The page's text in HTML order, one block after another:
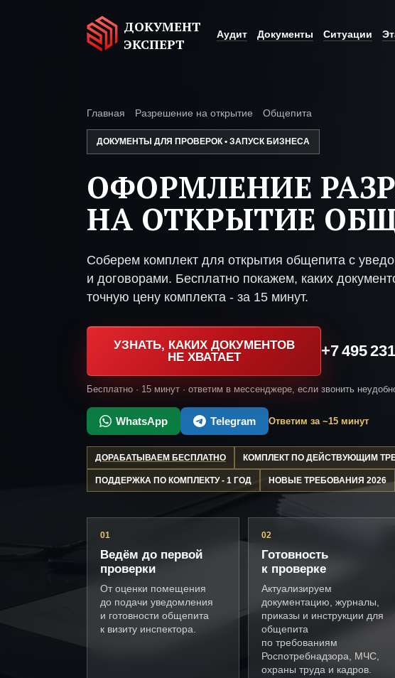
ДОКУМЕНТ
ЭКСПЕРТ
Аудит Документы Ситуации
Главная Разрешение на открытие Общепита
ДОКУМЕНТЫ ДЛЯ ПРОВЕРОК • ЗАПУСК БИЗНЕСА
ОФОРМЛЕНИЕ
НА ОТКРЫТИЕ
Соберем комплект для открытия общепита с
и договорами. Бесплатно покажем, каких
точную цену комплекта - за 15 минут.
УЗНАТЬ, КАКИХ ДОКУМЕНТОВ
НЕ ХВАТАЕТ
+7 495
Бесплатно · 15 минут · ответим в мессенджере, если звонить
WhatsApp Telegram Ответим за ~15 минут
ДОРАБАТЫВАЕМ БЕСПЛАТНО КОМПЛЕКТ ПО ДЕЙСТВУЮЩИМ
ПОДДЕРЖКА ПО КОМПЛЕКТУ - 1 ГОД НОВЫЕ ТРЕБОВАНИЯ 2026
01
Ведём до первой
проверки
От оценки помещения
до подачи уведомления
и готовности общепита
к визиту инспектора.
02
Готовность
к проверке
Актуализируем
документацию, журналы,
приказы и инструкции для
общепита
по требованиям
Роспотребнадзора, МЧС,
охраны труда и кадров.